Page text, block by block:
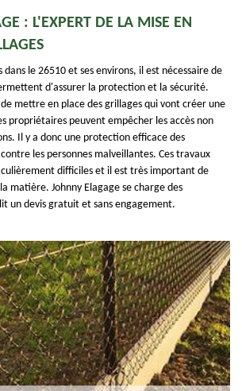
: L'EXPERT DE LA MISE EN
dans le 26510 et ses environs, il est nécessaire de
d'assurer la protection et la sécurité.
mettre en place des grillages qui vont créer une
propriétaires peuvent empêcher les accès non
Il y a donc une protection efficace des
les personnes malveillantes. Ces travaux
difficiles et il est très important de
matière. Johnny Elagage se charge des
un devis gratuit et sans engagement.